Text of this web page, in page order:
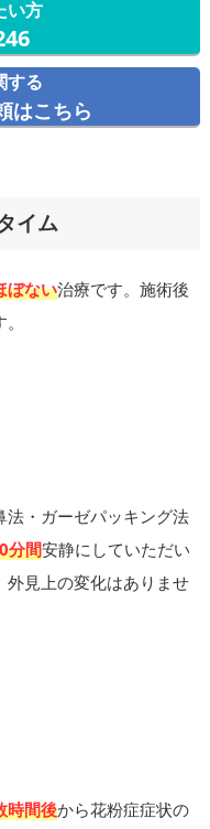
い方
する
はこちら
イム
ぼない治療です。施術後
・ガーゼパッキング法
分間安静にしていただい
外見上の変化はありませ
時間後から花粉症症状の